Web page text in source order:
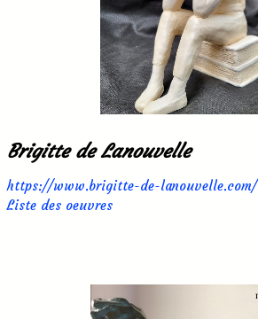
Brigitte de Lanouvelle
https://www.brigitte-de-lanouvelle.com/
Liste des oeuvres